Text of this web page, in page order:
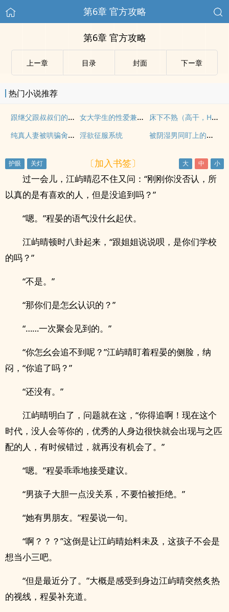
第6章 官方攻略
第6章 官方攻略
上ー章 目录 封面 下ー章
热门小说推荐
跟继父跟叔叔们的淫乱日常NP 女大学生的性爱兼职记：开苞 内射 多人开发
床下不熟（高干，H）
纯真人妻被哄骗肏烂NP 淫欲征服系统 被阴湿男同盯上的普通人（强制 nph）
〔加入书签〕
过一会儿，江屿晴忍不住又问：“刚刚你没否认，所
以真的是有喜欢的人，但是没追到吗？”
“嗯。”程晏的语气没什幺起伏。
江屿晴顿时八卦起来，“跟姐姐说说呗，是你们学校
的吗？”
“不是。”
“那你们是怎幺认识的？”
“……一次聚会见到的。”
“你怎幺会追不到呢？”江屿晴盯着程晏的侧脸，纳
闷，“你追了吗？”
“还没有。”
江屿晴明白了，问题就在这，“你得追啊！现在这个
时代，没人会等你的，优秀的人身边很快就会出现与之匹
配的人，有时候错过，就再没有机会了。”
“嗯。”程晏乖乖地接受建议。
“男孩子大胆一点没关系，不要怕被拒绝。”
“她有男朋友。”程晏说一句。
“啊？？？”这倒是让江屿晴始料未及，这孩子不会是
想当小三吧。
“但是最近分了。”大概是感受到身边江屿晴突然炙热
的视线，程晏补充道。